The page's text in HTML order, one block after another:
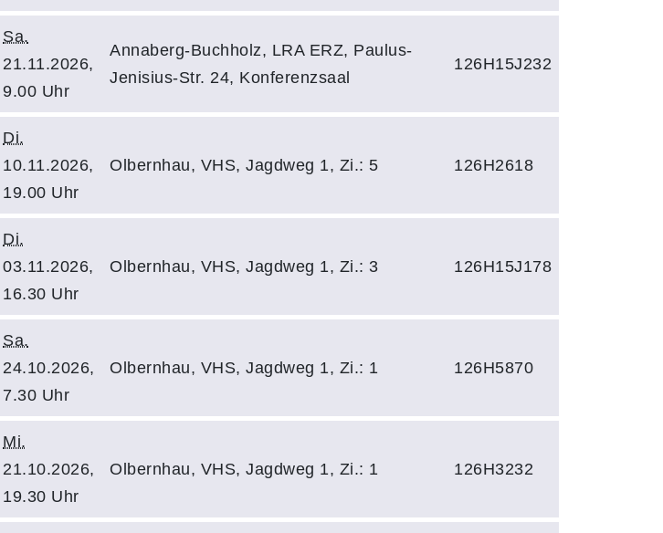
Sa.
21.11.2026,
9.00 Uhr
Annaberg-Buchholz, LRA ERZ, Paulus-
Jenisius-Str. 24, Konferenzsaal
126H15J232
Di.
10.11.2026,
19.00 Uhr
Olbernhau, VHS, Jagdweg 1, Zi.: 5 126H2618
Di.
03.11.2026,
16.30 Uhr
Olbernhau, VHS, Jagdweg 1, Zi.: 3 126H15J178
Sa.
24.10.2026,
7.30 Uhr
Olbernhau, VHS, Jagdweg 1, Zi.: 1 126H5870
Mi.
21.10.2026,
19.30 Uhr
Olbernhau, VHS, Jagdweg 1, Zi.: 1 126H3232